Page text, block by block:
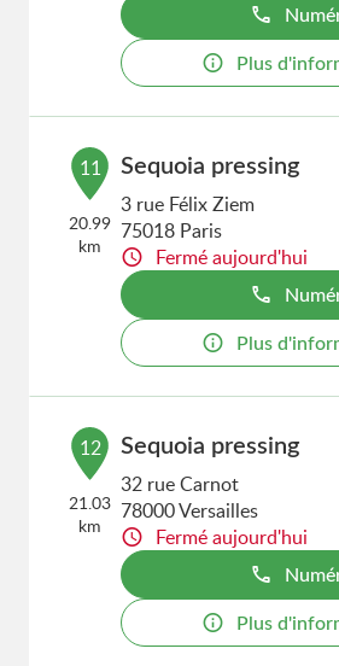
Plus
11
20.99
km
Sequoia pressing
3 rue Félix Ziem
75018 Paris
Fermé aujourd'hui
Plus
12
21.03
km
Sequoia pressing
32 rue Carnot
78000 Versailles
Fermé aujourd'hui
Plus